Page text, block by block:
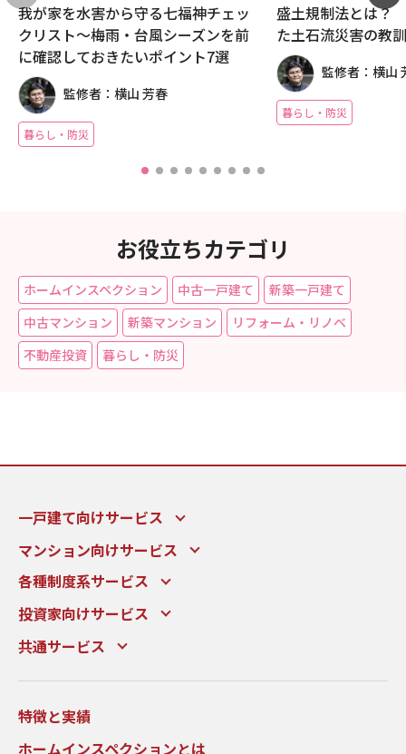
我が家を水害から守る七福神チェッ
クリスト～梅雨・台風シーズンを前
に確認しておきたいポイント7選
監修者：横山 芳春
暮らし・防災
盛土規制法とは？
た土石流災害の
監修者：横山
暮らし・防災
お役立ちカテゴリ
ホームインスペクション 中古一戸建て
新築一戸建て
中古マンション
新築マンション
リフォーム・リノベ
不動産投資
暮らし・防災
一戸建て向けサービス
マンション向けサービス
各種制度系サービス
投資家向けサービス
共通サービス
特徴と実績
ホームインスペクションとは